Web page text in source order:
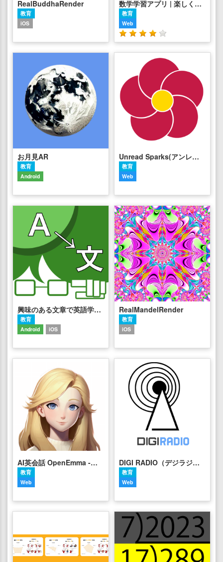
RealBuddhaRender
教育
iOS
数学学習アプリ | 楽しく学べる数学ドリル
教育
Web
お月見AR
教育
Android
Unread Sparks(アンレッド・スパークス)
教育
Web
興味のある文章で英語学習BadEasyTranslator
教育
Android
iOS
RealMandelRender
教育
iOS
AI英会話 OpenEmma -オープンエマ
教育
Web
DIGI RADIO（デジラジオ）
教育
Web